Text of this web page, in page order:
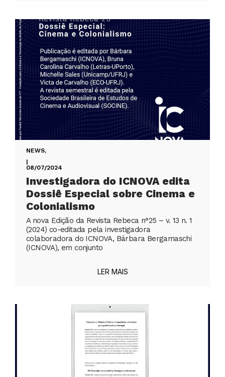
NEWS,
|
08/07/2024
Investigadora do ICNOVA edita
Dossiê Especial sobre Cinema e
Colonialismo
A nova Edição da Revista Rebeca n°25 – v. 13 n. 1
(2024) co-editada pela investigadora
colaboradora do ICNOVA, Bárbara Bergamaschi
(ICNOVA), em conjunto
LER MAIS